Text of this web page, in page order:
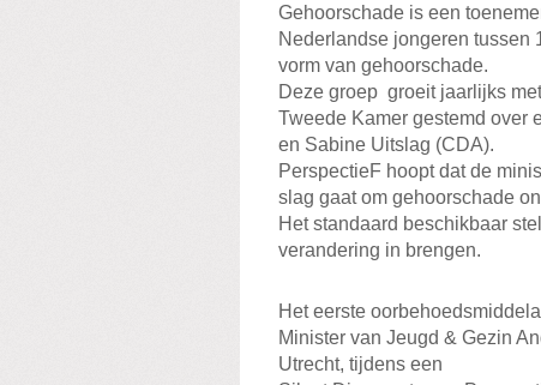
Gehoorschade is een
Nederlandse jongeren tussen
vorm van gehoorschade.
Deze groep groeit jaarlijks
Tweede Kamer gestemd over
en Sabine Uitslag (CDA).
PerspectieF hoopt dat de
slag gaat om gehoorschade
Het standaard beschikbaar
verandering in brengen.
Het eerste
Minister van Jeugd & Gezin
Utrecht, tijdens een